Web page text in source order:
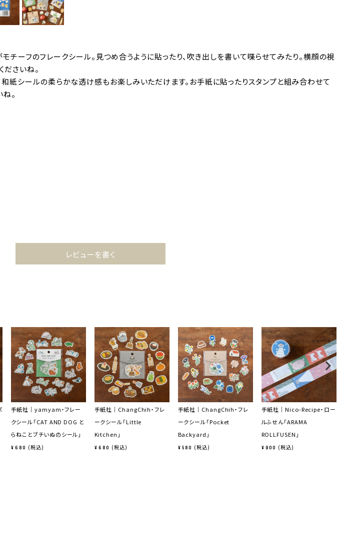
チーフのフレークシール。見つめ合うように貼ったり、吹き出しを書いて喋らせてみたり。横顔の視
さいね。
紙シールの柔らかな透け感もお楽しみいただけます。お手紙に貼ったりスタンプと組み合わせて
。
レビューを書く
手紙社｜yamyam・フレー
クシール「CAT AND DOG と
らねことブチいぬのシール」
¥ 680 税込
手紙社｜ChangChih・フレ
ークシール「Little
Kitchen」
¥ 680 税込
手紙社｜ChangChih・フレ
ークシール「Pocket
Backyard」
¥ 580 税込
手紙社｜Nico-Recipe・ロー
ルふせん「ARAMA
ROLLFUSEN」
¥ 900 税込